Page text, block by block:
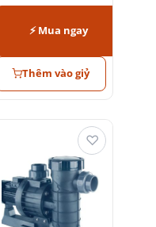
⚡ Mua ngay
Thêm vào giỷ
♡